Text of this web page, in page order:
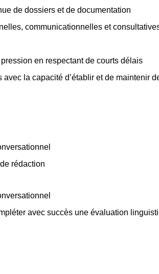
de dossiers et de documentation
communicationnelles et
en respectant de courts délais
la capacité d’établir et de maintenir
rédaction
avec succès une évaluation